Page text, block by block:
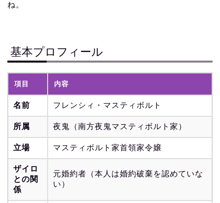
ね。
基本プロフィール
項目 内容
名前 フレンシィ・マスティボルト
所属 夜鬼（南方夜鬼マスティボルト家）
立場 マスティボルト家首領家令嬢
ザイロ
との関
係
元婚約者（本人は婚約破棄を認めていな
い）